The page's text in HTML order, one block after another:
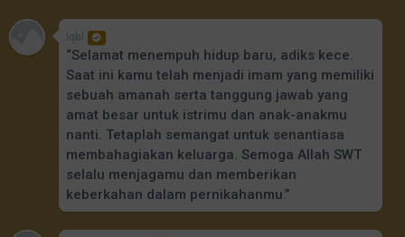
Iqbl
“Selamat menempuh hidup baru, adiks kece.
Saat ini kamu telah menjadi imam yang memiliki
sebuah amanah serta tanggung jawab yang
amat besar untuk istrimu dan anak-anakmu
nanti. Tetaplah semangat untuk senantiasa
membahagiakan keluarga. Semoga Allah SWT
selalu menjagamu dan memberikan
keberkahan dalam pernikahanmu.”